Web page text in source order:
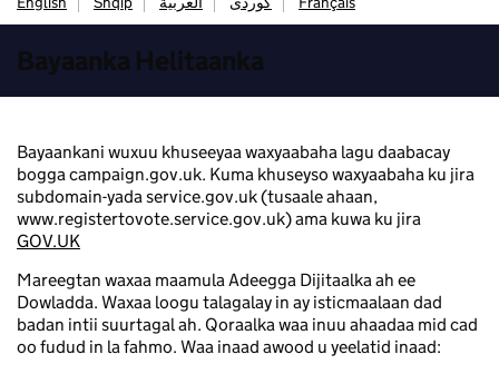
Bayaanka Helitaanka
Bayaankani wuxuu khuseeyaa waxyaabaha lagu daabacay
bogga campaign.gov.uk. Kuma khuseyso waxyaabaha ku jira
subdomain-yada service.gov.uk (tusaale ahaan,
www.registertovote.service.gov.uk) ama kuwa ku jira
GOV.UK
Mareegtan waxaa maamula Adeegga Dijitaalka ah ee
Dowladda. Waxaa loogu talagalay in ay isticmaalaan dad
badan intii suurtagal ah. Qoraalka waa inuu ahaadaa mid cad
oo fudud in la fahmo. Waa inaad awood u yeelatid inaad: